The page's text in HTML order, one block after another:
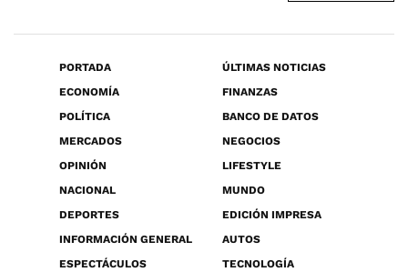
PORTADA
ÚLTIMAS NOTICIAS
ECONOMÍA
FINANZAS
POLÍTICA
BANCO DE DATOS
MERCADOS
NEGOCIOS
OPINIÓN
LIFESTYLE
NACIONAL
MUNDO
DEPORTES
EDICIÓN IMPRESA
INFORMACIÓN GENERAL
AUTOS
ESPECTÁCULOS
TECNOLOGÍA